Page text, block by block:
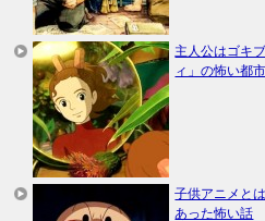
主人公はゴキ
ィ」の怖い都
子供アニメと
あった怖い話